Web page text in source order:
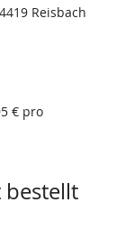
Reisbach
€ pro
bestellt